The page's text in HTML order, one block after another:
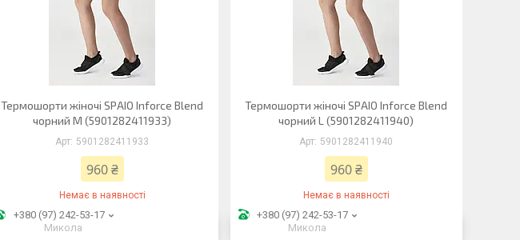
Термошорти жіночі SPAIO Inforce Blend
чорний M (5901282411933)
5901282411933
960 ₴
Немає в наявності
+380 (97) 242-53-17
Микола
Термошорти жіночі SPAIO Inforce Blend
чорний L (5901282411940)
5901282411940
960 ₴
Немає в наявності
+380 (97) 242-53-17
Микола